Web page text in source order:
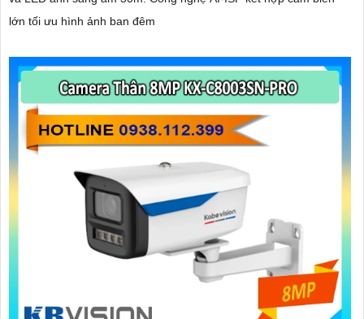
lớn tối ưu hình ảnh ban đêm